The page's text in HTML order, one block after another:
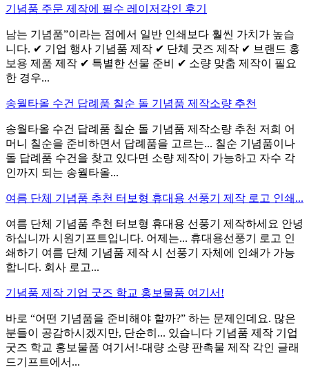
기념품 주문 제작에 필수 레이저각인 후기
남는 기념품”이라는 점에서 일반 인쇄보다 훨씬 가치가 높습
니다. ✔ 기업 행사 기념품 제작 ✔ 단체 굿즈 제작 ✔ 브랜드 홍
보용 제품 제작 ✔ 특별한 선물 준비 ✔ 소량 맞춤 제작이 필요
한 경우...
송월타올 수건 답례품 칠순 돌 기념품 제작소량 추천
송월타올 수건 답례품 칠순 돌 기념품 제작소량 추천 저희 어
머니 칠순을 준비하면서 답례품을 고르는... 칠순 기념품이나
돌 답례품 수건을 찾고 있다면 소량 제작이 가능하고 자수 각
인까지 되는 송월타올...
여름 단체 기념품 추천 터보형 휴대용 선풍기 제작 로고 인쇄...
여름 단체 기념품 추천 터보형 휴대용 선풍기 제작하세요 안녕
하십니까 시원기프트입니다. 어제는... 휴대용선풍기 로고 인
쇄하기 여름 단체 기념품 제작 시 선풍기 자체에 인쇄가 가능
합니다. 회사 로고...
기념품 제작 기업 굿즈 학교 홍보물품 여기서!
바로 “어떤 기념품을 준비해야 할까?” 하는 문제인데요. 많은
분들이 공감하시겠지만, 단순히... 있습니다 기념품 제작 기업
굿즈 학교 홍보물품 여기서!-대량 소량 판촉물 제작 각인 글래
드기프트에서...